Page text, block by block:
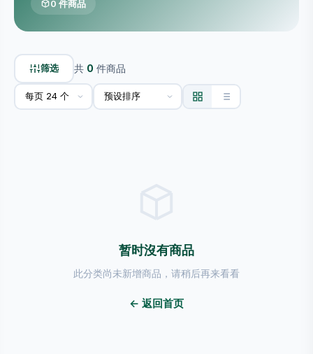
0 件商品
筛选 共 0 件商品
暂时沒有商品
此分类尚未新增商品，请稍后再来看看
← 返回首页